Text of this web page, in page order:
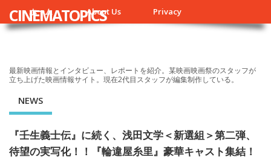
ホーム About Us Privacy
CINEMATOPICS
最新映画情報とインタビュー、レポートを紹介。某映画映画祭のスタッフが
立ち上げた映画情報サイト。現在2代目スタッフが編集制作している。
NEWS
『壬生義士伝』に続く、浅田文学＜新選組＞第二弾、
待望の実写化！！『輪違屋糸里』豪華キャスト集結！